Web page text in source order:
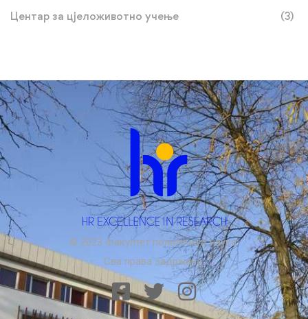
Центар за цјеложивотно учење (3)
© 2023 Факултет политичких наука.
Сва права задржана.